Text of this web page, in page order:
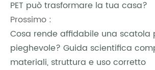
PET può trasformare la tua casa?
Prossimo :
Cosa rende affidabile una scatola
pieghevole? Guida scientifica
materiali, struttura e uso corretto